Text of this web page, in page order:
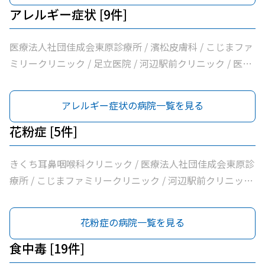
団亀生会丹生クリニック / 河辺駅前クリニック / 医療法人
社団片平医院 / なごみクリニック / こみ内科クリニック /
やすらぎ在宅診療所 / 市立青梅総合医療センター / 医療法
人社団和風会多摩リハビリテーション病院
アレルギー症状 [9件]
医療法人社団佳成会東原診療所 / 濱松皮膚科 / こじまファ
ミリークリニック / 足立医院 / 河辺駅前クリニック / 医療
青梅総合医療センター / 医療法人社団和風会多摩リハビリ
テーション病院
アレルギー症状の病院一覧を見る
花粉症 [5件]
きくち耳鼻咽喉科クリニック / 医療法人社団佳成会東原診
療所 / こじまファミリークリニック / 河辺駅前クリニック
花粉症の病院一覧を見る
食中毒 [19件]